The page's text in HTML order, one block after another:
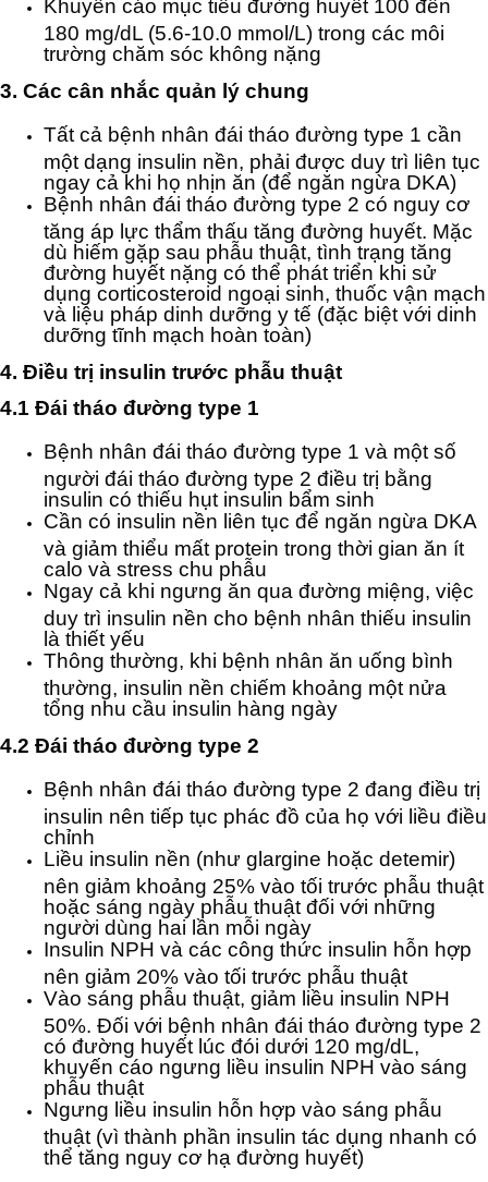
Khuyến cáo mục tiêu đường huyết 100 đến
180 mg/dL (5.6-10.0 mmol/L) trong các môi
trường chăm sóc không nặng
3. Các cân nhắc quản lý chung
Tất cả bệnh nhân đái tháo đường type 1 cần
một dạng insulin nền, phải được duy trì liên tục
ngay cả khi họ nhịn ăn (để ngăn ngừa DKA)
Bệnh nhân đái tháo đường type 2 có nguy cơ
tăng áp lực thẩm thấu tăng đường huyết. Mặc
dù hiếm gặp sau phẫu thuật, tình trạng tăng
đường huyết nặng có thể phát triển khi sử
dụng corticosteroid ngoại sinh, thuốc vận mạch
và liệu pháp dinh dưỡng y tế (đặc biệt với dinh
dưỡng tĩnh mạch hoàn toàn)
4. Điều trị insulin trước phẫu thuật
4.1 Đái tháo đường type 1
Bệnh nhân đái tháo đường type 1 và một số
người đái tháo đường type 2 điều trị bằng
insulin có thiếu hụt insulin bẩm sinh
Cần có insulin nền liên tục để ngăn ngừa DKA
và giảm thiểu mất protein trong thời gian ăn ít
calo và stress chu phẫu
Ngay cả khi ngưng ăn qua đường miệng, việc
duy trì insulin nền cho bệnh nhân thiếu insulin
là thiết yếu
Thông thường, khi bệnh nhân ăn uống bình
thường, insulin nền chiếm khoảng một nửa
tổng nhu cầu insulin hàng ngày
4.2 Đái tháo đường type 2
Bệnh nhân đái tháo đường type 2 đang điều trị
insulin nên tiếp tục phác đồ của họ với liều điều
chỉnh
Liều insulin nền (như glargine hoặc detemir)
nên giảm khoảng 25% vào tối trước phẫu thuật
hoặc sáng ngày phẫu thuật đối với những
người dùng hai lần mỗi ngày
Insulin NPH và các công thức insulin hỗn hợp
nên giảm 20% vào tối trước phẫu thuật
Vào sáng phẫu thuật, giảm liều insulin NPH
50%. Đối với bệnh nhân đái tháo đường type 2
có đường huyết lúc đói dưới 120 mg/dL,
khuyến cáo ngưng liều insulin NPH vào sáng
phẫu thuật
Ngưng liều insulin hỗn hợp vào sáng phẫu
thuật (vì thành phần insulin tác dụng nhanh có
thể tăng nguy cơ hạ đường huyết)